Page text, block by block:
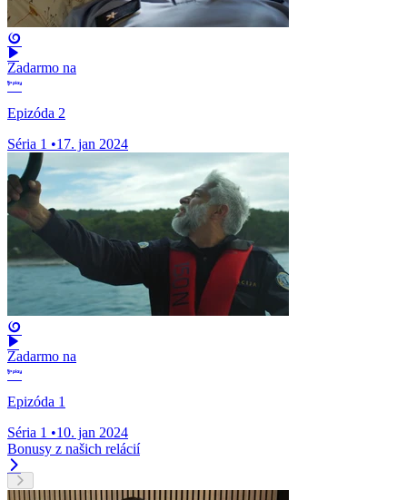
Zadarmo na
Epizóda 2
Séria 1 •17. jan 2024
Zadarmo na
Epizóda 1
Séria 1 •10. jan 2024
Bonusy z našich relácií